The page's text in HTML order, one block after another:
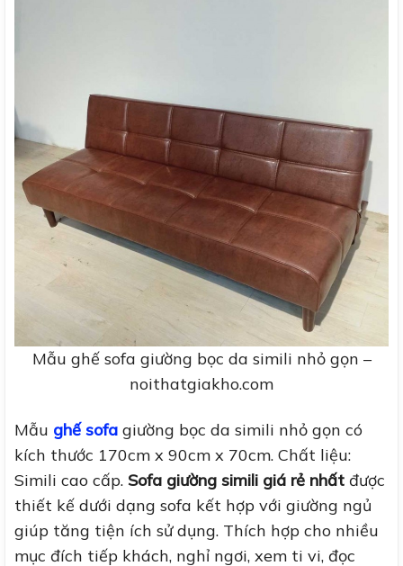
Mẫu ghế sofa giường bọc da simili nhỏ gọn –
noithatgiakho.com
Mẫu ghế sofa giường bọc da simili nhỏ gọn có
kích thước 170cm x 90cm x 70cm. Chất liệu:
Simili cao cấp. Sofa giường simili giá rẻ nhất được
thiết kế dưới dạng sofa kết hợp với giường ngủ
giúp tăng tiện ích sử dụng. Thích hợp cho nhiều
mục đích tiếp khách, nghỉ ngơi, xem ti vi, đọc